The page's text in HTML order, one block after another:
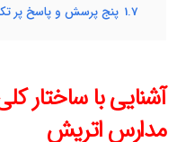
1.7 پنج پرسش و پاسخ پر
آشنایی با ساختار
مدارس اتریش